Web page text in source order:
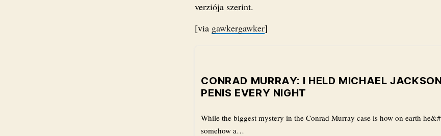
verziója szerint.
[via gawkergawker]
CONRAD MURRAY: I HELD MICHAEL
PENIS EVERY NIGHT
While the biggest mystery in the Conrad Murray case is how on earth
somehow a…